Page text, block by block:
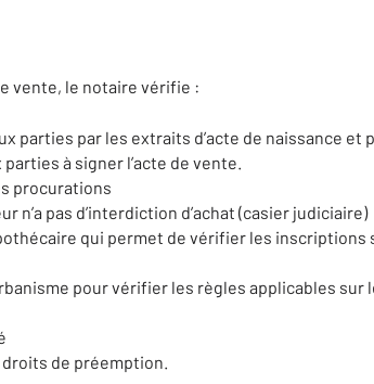
vente, le notaire vérifie :
parties par les extraits d’acte de naissance et
à signer l’acte de vente.
procurations
n’a pas d’interdiction d’achat (casier judiciaire)
qui permet de vérifier les
pour vérifier les règles applicables sur
de préemption.